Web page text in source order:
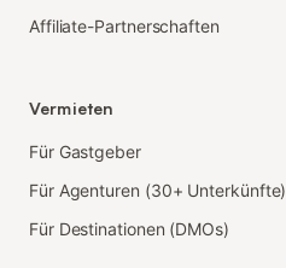
Affiliate-Partnerschaften
Vermieten
Für Gastgeber
Für Agenturen (30+ Unterkünfte)
Für Destinationen (DMOs)